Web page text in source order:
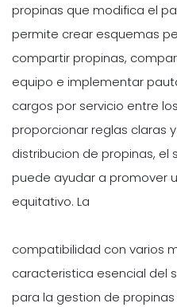
propinas que modifica el
permite crear esquemas
compartir propinas,
equipo e implementar
cargos por servicio entre
proporcionar reglas claras
distribucion de propinas,
puede ayudar a promover
equitativo. La
compatibilidad con varios
caracteristica esencial del
para la gestion de